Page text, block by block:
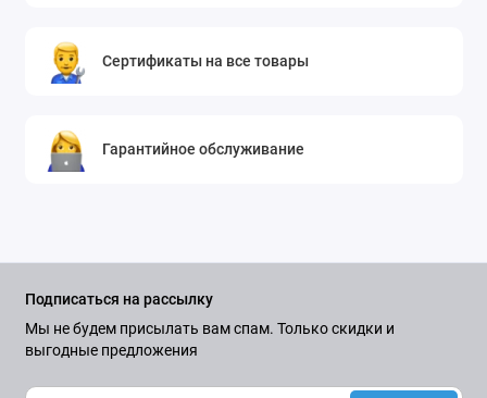
Сертификаты на все товары
Гарантийное обслуживание
Подписаться на рассылку
Мы не будем присылать вам спам. Только скидки и
выгодные предложения